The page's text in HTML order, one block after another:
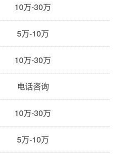
10万-30万
5万-10万
10万-30万
电话咨询
10万-30万
5万-10万